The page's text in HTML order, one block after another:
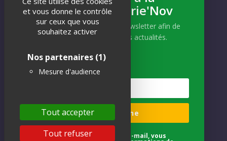
et vous donne le contrôle
sur ceux que vous
souhaitez activer
Nos partenaires (1)
Mesure d'audience
Tout accepter
Tout refuser
Et recevez notre actualité !
S'INSCRIRE
Newsletter Brie'Nov
Abonnez-vous à notre newsletter afin de
recevoir nos dernières actualités.
Je m'abonne
En indiquant votre adresse e-mail, vous